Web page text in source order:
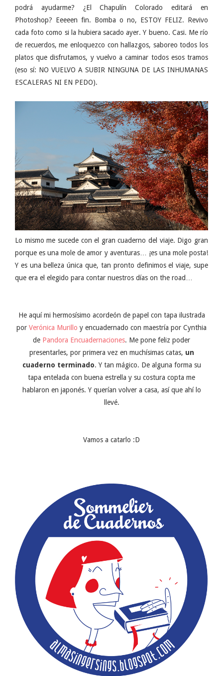
podrá ayudarme? ¿El Chapulín Colorado editará en
Photoshop? Eeeeen fin. Bomba o no, ESTOY FELIZ. Revivo
cada foto como si la hubiera sacado ayer. Y bueno. Casi. Me río
de recuerdos, me enloquezco con hallazgos, saboreo todos los
platos que disfrutamos, y vuelvo a caminar todos esos tramos
(eso sí: NO VUELVO A SUBIR NINGUNA DE LAS INHUMANAS
ESCALERAS NI EN PEDO).
Lo mismo me sucede con el gran cuaderno del viaje. Digo gran
porque es una mole de amor y aventuras… ¡es una mole posta!
Y es una belleza única que, tan pronto definimos el viaje, supe
que era el elegido para contar nuestros días on the road…
He aquí mi hermosísimo acordeón de papel con tapa ilustrada
por Verónica Murillo y encuadernado con maestría por Cynthia
de Pandora Encuadernaciones. Me pone feliz poder
presentarles, por primera vez en muchísimas catas, un
cuaderno terminado. Y tan mágico. De alguna forma su
tapa entelada con buena estrella y su costura copta me
hablaron en japonés. Y querían volver a casa, así que ahí lo
llevé.
Vamos a catarlo :D